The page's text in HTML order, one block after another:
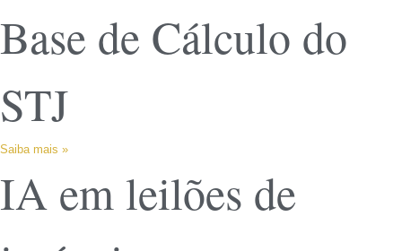
Base de Cálculo do
STJ
Saiba mais »
IA em leilões de